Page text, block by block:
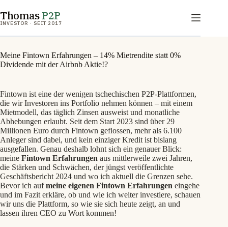
Inhalt
springen
ThomasP2P
INVESTOR · SEIT 2017
Meine Fintown Erfahrungen – 14% Mietrendite statt 0%
Dividende mit der Airbnb Aktie!?
Fintown ist eine der wenigen tschechischen P2P-Plattformen,
die wir Investoren ins Portfolio nehmen können – mit einem
Mietmodell, das täglich Zinsen ausweist und monatliche
Abhebungen erlaubt. Seit dem Start 2023 sind über 29
Millionen Euro durch Fintown geflossen, mehr als 6.100
Anleger sind dabei, und kein einziger Kredit ist bislang
ausgefallen. Genau deshalb lohnt sich ein genauer Blick:
meine Fintown Erfahrungen aus mittlerweile zwei Jahren,
die Stärken und Schwächen, der jüngst veröffentlichte
Geschäftsbericht 2024 und wo ich aktuell die Grenzen sehe.
Bevor ich aufmeine eigenen Fintown Erfahrungen eingehe
und im Fazit erkläre, ob und wie ich weiter investiere, schauen
wir uns die Plattform, so wie sie sich heute zeigt, an und
lassen ihren CEO zu Wort kommen!